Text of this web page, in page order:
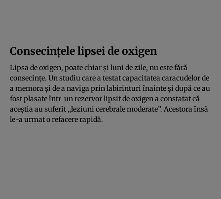
Consecințele lipsei de oxigen
Lipsa de oxigen, poate chiar și luni de zile, nu este fără
consecințe. Un studiu care a testat capacitatea caracudelor de
a memora și de a naviga prin labirinturi înainte și după ce au
fost plasate într-un rezervor lipsit de oxigen a constatat că
aceștia au suferit „leziuni cerebrale moderate”. Acestora însă
le-a urmat o refacere rapidă.